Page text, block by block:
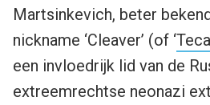
Martsinkevich, beter
nickname ‘Cleaver’ (of ‘
een invloedrijk lid van de
extreemrechtse neonazi